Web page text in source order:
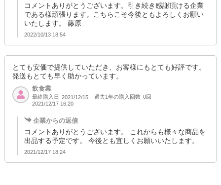
コメントありがとうございます。引き続き感謝頂ける企業
である様頑張ります。こちらこそ今後ともよろしくお願い
いたします。 藤原
2022/10/13 18:54
とても安価で提供していただき、お客様にもとても好評です。
発送もとても早く助かっています。
飲食業
最終購入日 2021/12/15 過去1年の購入回数 0回
2021/12/17 16:20
企業からの返信
コメントありがとうございます。 これからも様々な商品を
出品する予定です。 今後とも宜しくお願いいたします。
2021/12/17 18:24